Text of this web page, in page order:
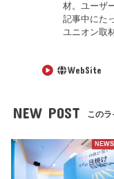
材。ユーザ
記事中にた
ユニオン取
WebSite
NEW POST この